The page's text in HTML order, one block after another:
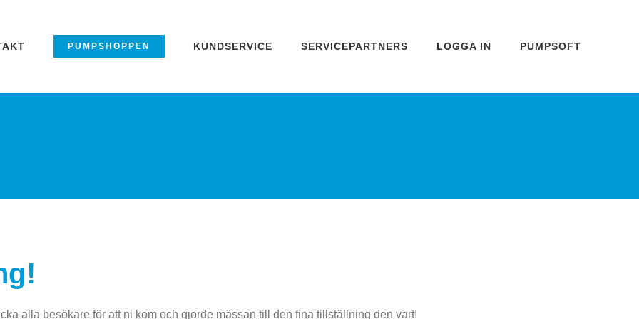
PUMPSHOPPEN KUNDSERVICE SERVICEPARTNERS LOGGA IN PUMPSOFT
alla besökare för att ni kom och gjorde mässan till den fina tillställning den vart!